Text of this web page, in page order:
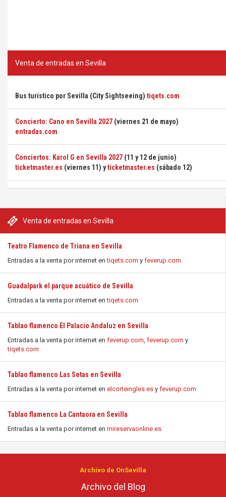
Venta de entradas en Sevilla
Teatro Flamenco de Triana en Sevilla
Entradas a la venta por internet entiqets.com y feverup.com
Guadalpark el parque acuático de Sevilla
Entradas a la venta por internet entiqets.com
Tablao flamenco El Palacio Andaluz en Sevilla
Entradas a la venta por internet en feverup.com, feverup.com y
tiqets.com
Tablao flamenco Las Setas en Sevilla
Entradas a la venta por internet en elcorteingles.es y feverup.com
Tablao flamenco La Cantaora en Sevilla
Entradas a la venta por internet en mireservaonline.es
Venta de entradas en Sevilla
Bus turístico por Sevilla (City Sightseeing) tiqets.com
Concierto: Cano en Sevilla 2027 (viernes 21 de mayo)
entradas.com
Conciertos: Karol G en Sevilla 2027 (11 y 12 de junio)
ticketmaster.es (viernes 11) yticketmaster.es (sábado 12)
Archivo de OnSevilla
Archivo del Blog